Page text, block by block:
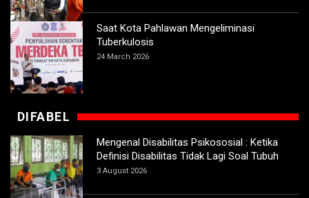
Saat Kota Pahlawan Mengeliminasi
Tuberkulosis
24 March 2026
DIFABEL
Mengenal Disabilitas Psikososial : Ketika
Definisi Disabilitas Tidak Lagi Soal Tubuh
3 August 2026